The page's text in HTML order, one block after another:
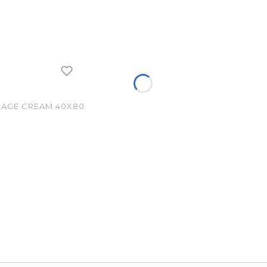
CREAM 40X80